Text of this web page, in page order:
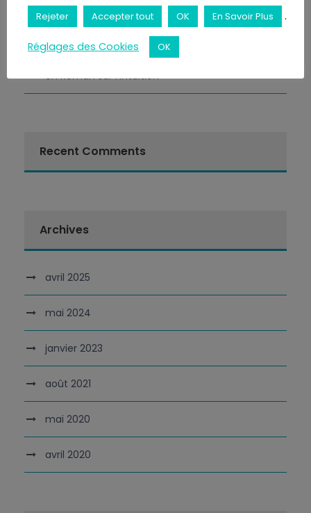
Respirez votre chemin vers un bien-être
révolutionnaire : découvrez le pouvoir du
Breathwork
Un Roman sur l’Intuition
Recent Comments
Archives
avril 2025
mai 2024
janvier 2023
août 2021
mai 2020
avril 2020
Rejeter Accepter tout OK En Savoir Plus .
Réglages des Cookies OK